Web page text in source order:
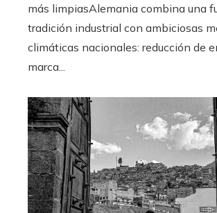
más limpiasAlemania combina una
tradición industrial con ambiciosas
climáticas nacionales: reducción de
marca...